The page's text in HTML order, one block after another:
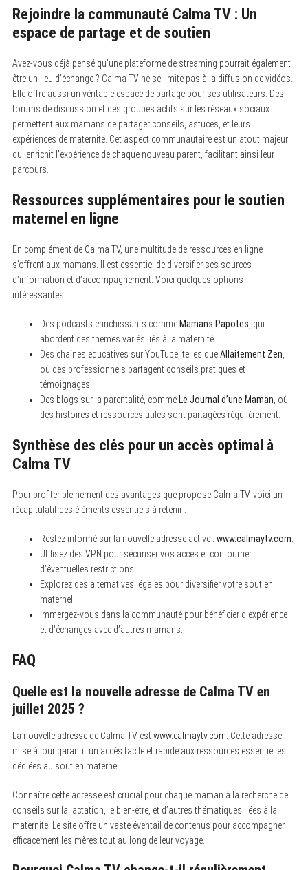
Rejoindre la communauté Calma TV : Un
espace de partage et de soutien
Avez-vous déjà pensé qu’une plateforme de streaming pourrait également
être un lieu d’échange ? Calma TV ne se limite pas à la diffusion de vidéos.
Elle offre aussi un véritable espace de partage pour ses utilisateurs. Des
forums de discussion et des groupes actifs sur les réseaux sociaux
permettent aux mamans de partager conseils, astuces, et leurs
expériences de maternité. Cet aspect communautaire est un atout majeur
qui enrichit l’expérience de chaque nouveau parent, facilitant ainsi leur
parcours.
Ressources supplémentaires pour le soutien
maternel en ligne
En complément de Calma TV, une multitude de ressources en ligne
s’offrent aux mamans. Il est essentiel de diversifier ses sources
d’information et d’accompagnement. Voici quelques options
intéressantes :
Des podcasts enrichissants comme Mamans Papotes , qui
abordent des thèmes variés liés à la maternité.
Des chaînes éducatives sur YouTube, telles queAllaitement Zen
où des professionnels partagent conseils pratiques et
témoignages.
Des blogs sur la parentalité, comme Le Journal d’une Maman , où
des histoires et ressources utiles sont partagées régulièrement.
Synthèse des clés pour un accès optimal à
Calma TV
Pour profiter pleinement des avantages que propose Calma TV, voici un
récapitulatif des éléments essentiels à retenir :
Restez informé sur la nouvelle adresse active : www.calmaytv.com
Utilisez des VPN pour sécuriser vos accès et contourner
d’éventuelles restrictions.
Explorez des alternatives légales pour diversifier votre soutien
maternel.
Immergez-vous dans la communauté pour bénéficier d’expérience
et d’échanges avec d’autres mamans.
FAQ
Quelle est la nouvelle adresse de Calma TV en
juillet 2025 ?
La nouvelle adresse de Calma TV estwww.calmaytv.com . Cette adresse
mise à jour garantit un accès facile et rapide aux ressources essentielles
dédiées au soutien maternel.
Connaître cette adresse est crucial pour chaque maman à la recherche de
conseils sur la lactation, le bien-être, et d’autres thématiques liées à la
maternité. Le site offre un vaste éventail de contenus pour accompagner
efficacement les mères tout au long de leur voyage.